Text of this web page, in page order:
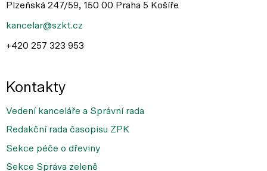
Plzeňská 247/59, 150 00 Praha 5 Košíře
kancelar@szkt.cz
+420 257 323 953
Kontakty
Vedení kanceláře a Správní rada
Redakční rada časopisu ZPK
Sekce péče o dřeviny
Sekce Správa zeleně